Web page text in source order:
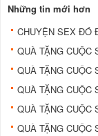
Những tin mới hơn
CHUYỆN SEX ĐÓ
QUÀ TẶNG CUỘC
QUÀ TẶNG CUỘC
QUÀ TẶNG CUỘC
QUÀ TẶNG CUỘC
QUÀ TẶNG CUỘC